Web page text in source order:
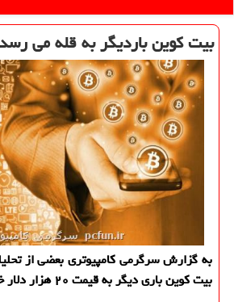
بیت كوین باردیگر به قله می
به گزارش سرگرمی كامپیوتری بعضی از
بیت كوین باری دیگر به قیمت ۲۰ هزار دلار خواهد رسید.